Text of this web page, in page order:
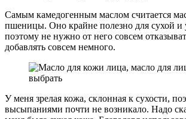
Самым камедогенным маслом считается
пшеницы. Оно крайне полезно для сухой
поэтому не нужно от него совсем
добавлять совсем немного.
У меня зрелая кожа, склонная к сухости,
высыпаниями почти не возникало. Надо